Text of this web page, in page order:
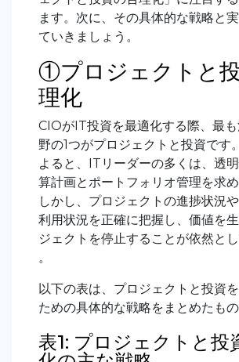
ます。次に、その具体的な戦略と
ていきましょう。
①プロジェクトと
理化
CIOがIT投資を最適化する際、最
野の1つがプロジェクトと投資です
よると、ITリーダーの多くは、透
算計画とポートフォリオ管理を求め
しかし、プロジェクトの進捗状況
利用状況を正確に把握し、価値を
ジェクトを停止することが依然と
。
以下の表は、プロジェクトと投資
ための具体的な戦略をまとめたも
表1: プロジェクトと投